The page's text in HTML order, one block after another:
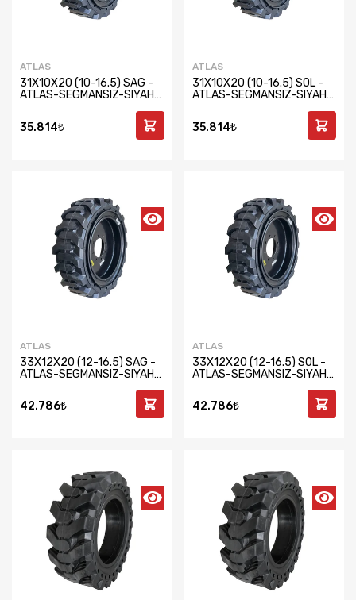
ATLAS
31X10X20 (10-16.5) SAG -
ATLAS-SEGMANSIZ-SIYAH-
35.814₺
ATLAS
31X10X20 (10-16.5) SOL -
ATLAS-SEGMANSIZ-SIYAH-
35.814₺
ATLAS
33X12X20 (12-16.5) SAG -
ATLAS-SEGMANSIZ-SIYAH-
42.786₺
ATLAS
33X12X20 (12-16.5) SOL -
ATLAS-SEGMANSIZ-SIYAH-
42.786₺